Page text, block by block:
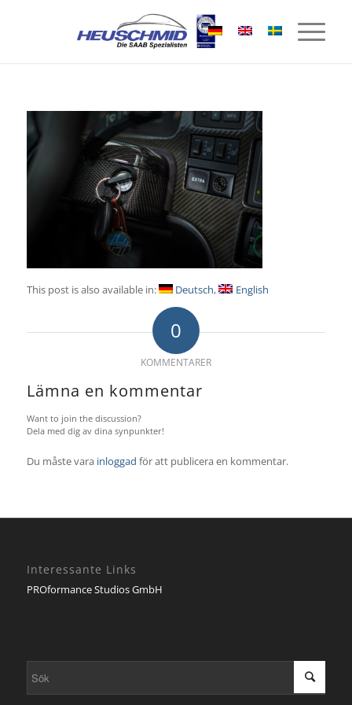
This post is also available in: Deutsch English
0
KOMMENTARER
Lämna en kommentar
Want to join the discussion?
Dela med dig av dina synpunkter!
Du måste vara inloggad för att publicera en kommentar.
Interessante Links
PROformance Studios GmbH